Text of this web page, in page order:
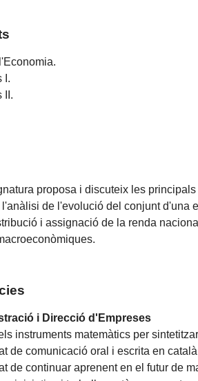
I.
II.
proposa i discuteix les
de l'evolució del conjunt d'una
i assignació de la renda
i Direcció d'Empreses
instruments matemàtics per
de comunicació oral i escrita en
de continuar aprenent en el futur de